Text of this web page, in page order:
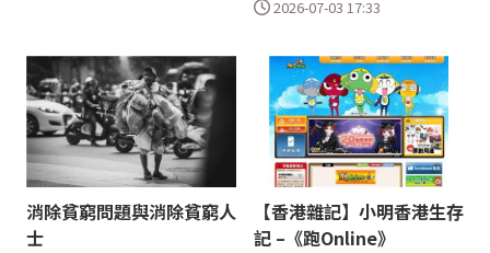
2026-07-03 17:33
消除貧窮問題與消除貧窮人
士
【香港雜記】小明香港生存
記 –《跑Online》